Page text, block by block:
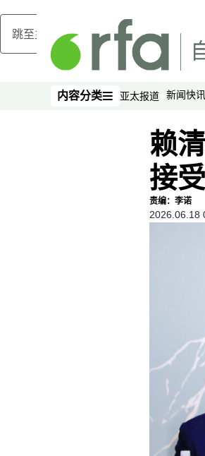
跳至主内容
内容分类
内容分类 亚太报道 新闻快讯
赖
接
责编：李诺
2026.06.18